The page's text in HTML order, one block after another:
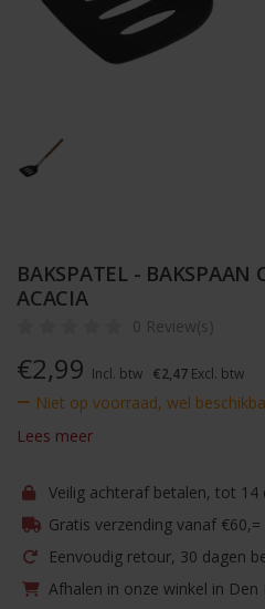
BAKSPATEL - BAKSPAAN
ACACIA
0 Review(s)
€2,99 Incl. btw €2,47 Excl. btw
Niet op voorraad, wel
Lees meer
Veilig achteraf betalen, tot 14
Gratis verzending vanaf €60,=
Eenvoudig retour, 30 dagen
Afhalen in onze winkel in